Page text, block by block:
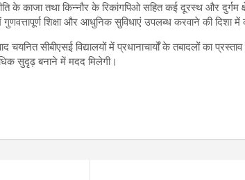
के काजा तथा किन्नौर के रिकांगपिओ सहित कई दूरस्थ और दुर्गम
शिक्षा और आधुनिक सुविधाएं उपलब्ध करवाने की दिशा में
सीबीएसई विद्यालयों में प्रधानाचार्यों के तबादलों का
सुदृढ़ बनाने में मदद मिलेगी।